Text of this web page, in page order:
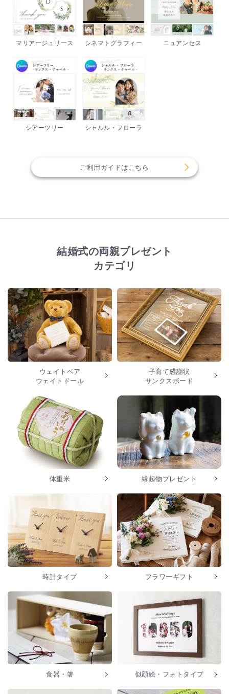
マリアージュリース シネマトグラフィー ニュアンセス
シアーツリー シャルル・フローラ
ご利用ガイドはこちら
結婚式の両親プレゼント
カテゴリ
ウェイトベア
ウェイトドール
子育て感謝状
サンクスボード
体重米 縁起物プレゼント
時計タイプ フラワーギフト
食器・箸 似顔絵・フォトタイプ